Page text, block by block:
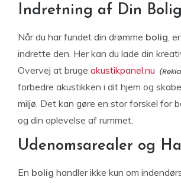
Indretning af Din Bolig
Når du har fundet din drømme bolig ,
indrette den. Her kan du lade din
Overvej at bruge akustikpanel.nu
forbedre akustikken i dit hjem og
miljø. Det kan gøre en stor forskel for
og din oplevelse af rummet.
Udenomsarealer og
En bolig handler ikke kun om